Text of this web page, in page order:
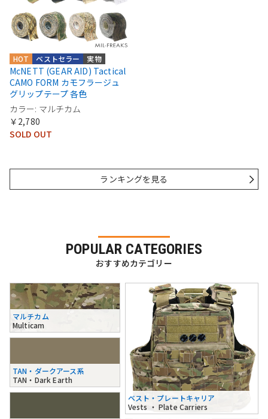
実物
ベストセラー
HOT
McNETT (GEAR AID) Tactical
CAMO FORM カモフラージュ
グリップテープ 各色
カラー: マルチカム
￥2,780
SOLD OUT
ランキングを見る
POPULAR CATEGORIES
おすすめカテゴリー
マルチカム
Multicam
TAN・ダークアース系
TAN・Dark Earth
ベスト・プレートキャリア
Vests ・ Plate Carriers